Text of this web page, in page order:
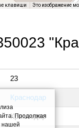
клавиши Это изображение
23
Краснодар
Краснодар
Продолжая
нашей